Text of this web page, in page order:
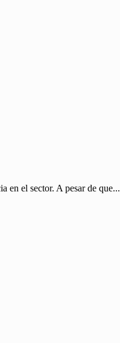
en el sector. A pesar de que...